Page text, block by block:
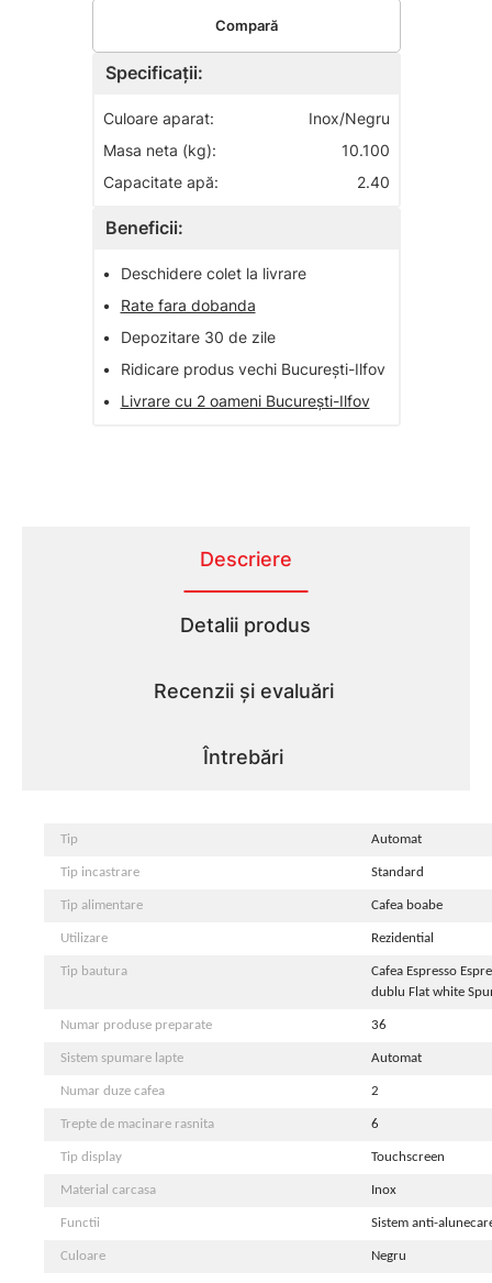
Specificații:
Culoare aparat:
Inox/Negru
Masa neta (kg):
10.100
Capacitate apă:
2.40
Beneficii:
•
Deschidere colet la livrare
•
Rate fara dobanda
•
Depozitare 30 de zile
•
Ridicare produs vechi București-Ilfov
•
Livrare cu 2 oameni București-Ilfov
Compară
Descriere
Detalii produs
Recenzii și evaluări
Întrebări
Tip Automat
Tip incastrare Standard
Tip alimentare Cafea boabe
Utilizare Rezidential
Tip bautura
Cafea Espresso
dublu Flat white
Numar produse preparate 36
Sistem spumare lapte Automat
Numar duze cafea 2
Trepte de macinare rasnita 6
Tip display Touchscreen
Material carcasa Inox
Functii Sistem anti-
Culoare Negru